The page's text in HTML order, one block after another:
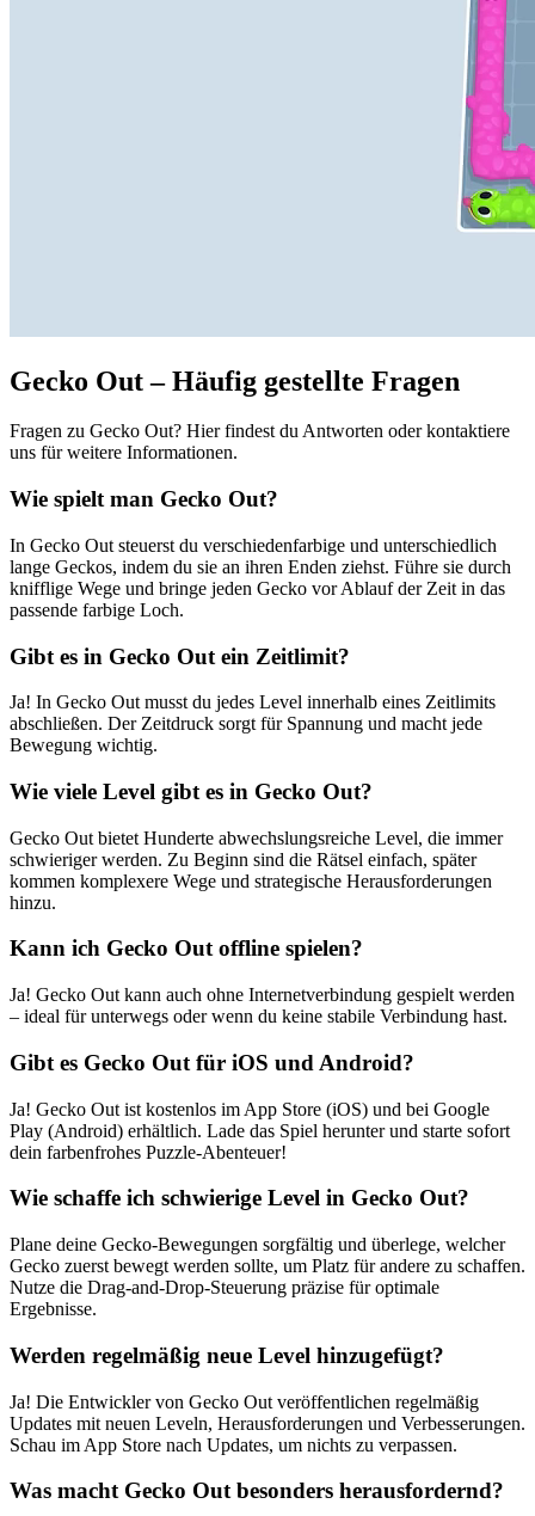
Gecko Out – Häufig gestellte Fragen
Fragen zu Gecko Out? Hier findest du Antworten oder kontaktiere
uns für weitere Informationen.
Wie spielt man Gecko Out?
In Gecko Out steuerst du verschiedenfarbige und unterschiedlich
lange Geckos, indem du sie an ihren Enden ziehst. Führe sie durch
knifflige Wege und bringe jeden Gecko vor Ablauf der Zeit in das
passende farbige Loch.
Gibt es in Gecko Out ein Zeitlimit?
Ja! In Gecko Out musst du jedes Level innerhalb eines Zeitlimits
abschließen. Der Zeitdruck sorgt für Spannung und macht jede
Bewegung wichtig.
Wie viele Level gibt es in Gecko Out?
Gecko Out bietet Hunderte abwechslungsreiche Level, die immer
schwieriger werden. Zu Beginn sind die Rätsel einfach, später
kommen komplexere Wege und strategische Herausforderungen
hinzu.
Kann ich Gecko Out offline spielen?
Ja! Gecko Out kann auch ohne Internetverbindung gespielt werden
– ideal für unterwegs oder wenn du keine stabile Verbindung hast.
Gibt es Gecko Out für iOS und Android?
Ja! Gecko Out ist kostenlos im App Store (iOS) und bei Google
Play (Android) erhältlich. Lade das Spiel herunter und starte sofort
dein farbenfrohes Puzzle-Abenteuer!
Wie schaffe ich schwierige Level in Gecko Out?
Plane deine Gecko-Bewegungen sorgfältig und überlege, welcher
Gecko zuerst bewegt werden sollte, um Platz für andere zu schaffen.
Nutze die Drag-and-Drop-Steuerung präzise für optimale
Ergebnisse.
Werden regelmäßig neue Level hinzugefügt?
Ja! Die Entwickler von Gecko Out veröffentlichen regelmäßig
Updates mit neuen Leveln, Herausforderungen und Verbesserungen.
Schau im App Store nach Updates, um nichts zu verpassen.
Was macht Gecko Out besonders herausfordernd?